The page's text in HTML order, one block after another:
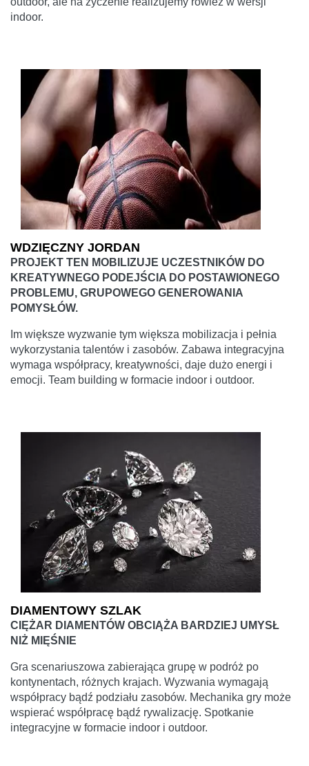
indoor.
WDZIĘCZNY JORDAN
PROJEKT TEN MOBILIZUJE UCZESTNIKÓW DO
KREATYWNEGO PODEJŚCIA DO POSTAWIONEGO
PROBLEMU, GRUPOWEGO GENEROWANIA
POMYSŁÓW.
Im większe wyzwanie tym większa mobilizacja i pełnia
wykorzystania talentów i zasobów. Zabawa integracyjna
wymaga współpracy, kreatywności, daje dużo energi i
emocji. Team building w formacie indoor i outdoor.
DIAMENTOWY SZLAK
CIĘŻAR DIAMENTÓW OBCIĄŻA BARDZIEJ UMYSŁ
NIŻ MIĘŚNIE
Gra scenariuszowa zabierająca grupę w podróż po
kontynentach, różnych krajach. Wyzwania wymagają
współpracy bądź podziału zasobów. Mechanika gry może
wspierać współpracę bądź rywalizację. Spotkanie
integracyjne w formacie indoor i outdoor.